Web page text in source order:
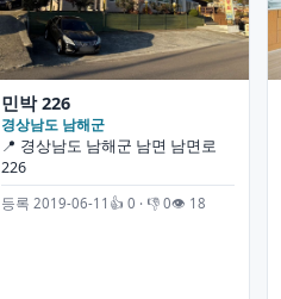
민박 226
경상남도 남해군
📍 경상남도 남해군 남면 남면로
226
등록 2019-06-11 👍 0 · 👎 0👁 18